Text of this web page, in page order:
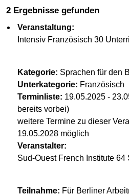
2 Ergebnisse gefunden
Veranstaltung:
Intensiv Französisch 30
Kategorie: Sprachen für den
Unterkategorie: Französisch
Terminliste: 19.05.2025 -
bereits vorbei)
weitere Termine zu dieser
19.05.2028 möglich
Veranstalter:
Sud-Ouest French Institute 64
Teilnahme: Für Berliner